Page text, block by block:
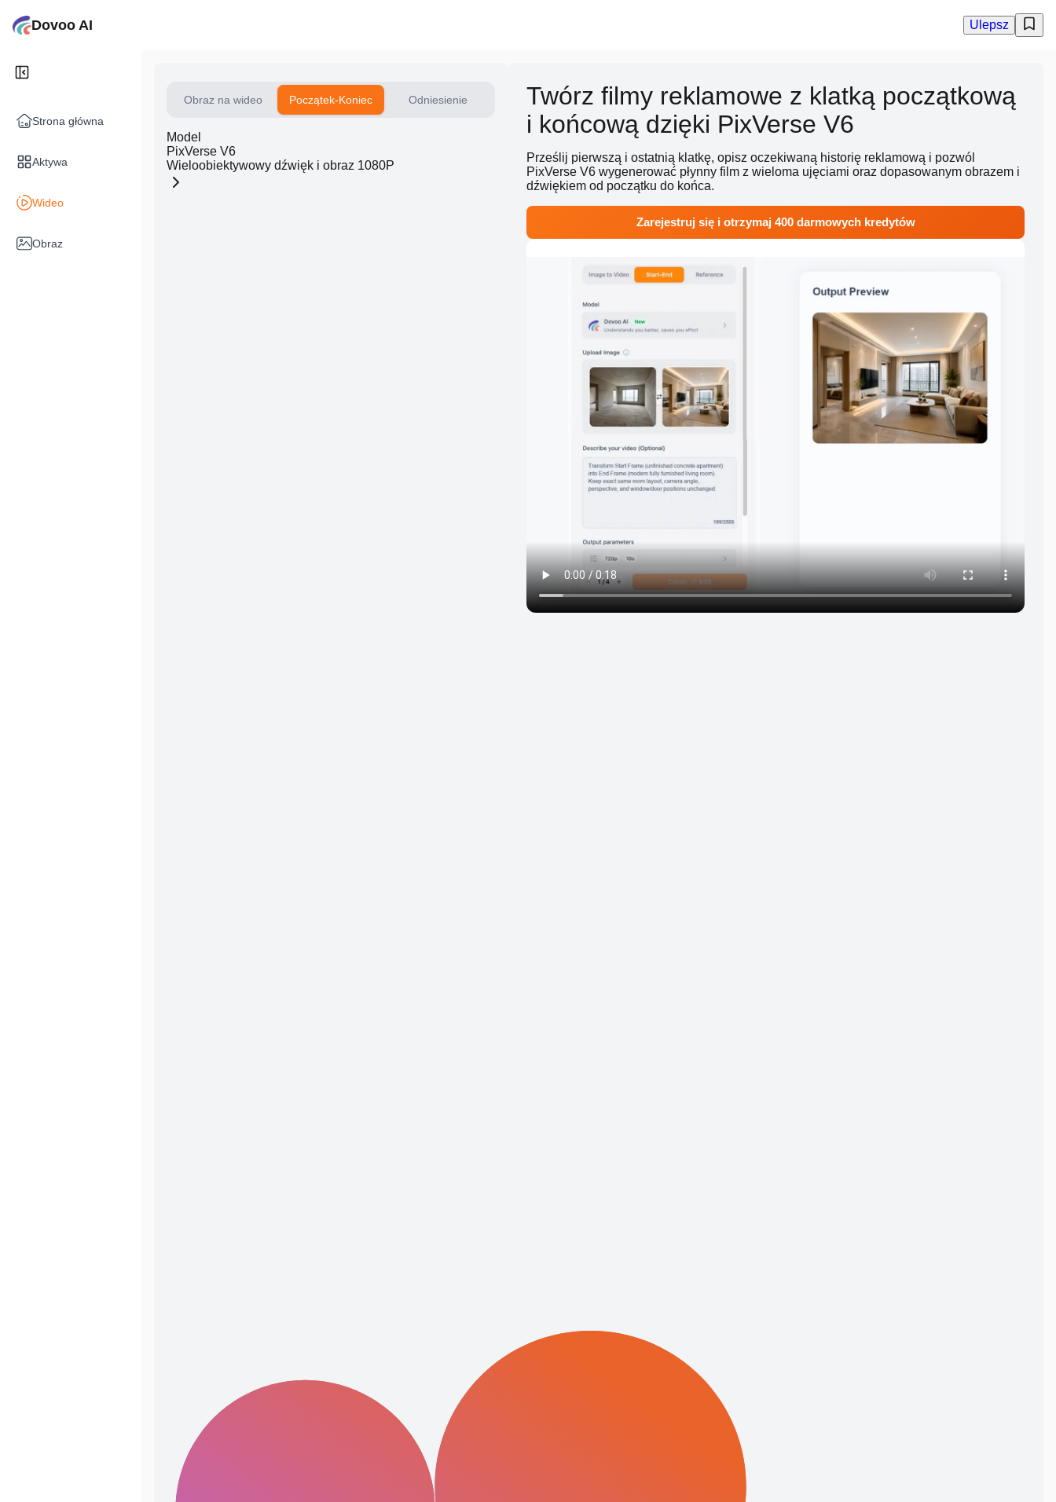
Dovoo AI Ulepsz
Strona główna
Aktywa
Wideo
Obraz
Obraz na wideo Początek-Koniec Odniesienie
Model
PixVerse V6
Wieloobiektywowy dźwięk i obraz 1080P
Twórz filmy reklamowe z klatką początkową
i końcową dzięki PixVerse V6
Prześlij pierwszą i ostatnią klatkę, opisz oczekiwaną historię reklamową i pozwól
PixVerse V6 wygenerować płynny film z wieloma ujęciami oraz dopasowanym obrazem i
dźwiękiem od początku do końca.
Zarejestruj się i otrzymaj 400 darmowych kredytów